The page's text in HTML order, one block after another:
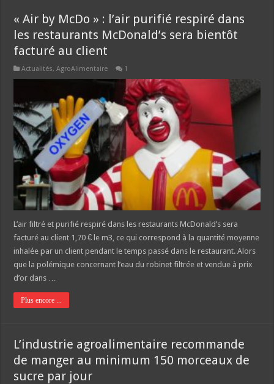
« Air by McDo » : l’air purifié respiré dans
les restaurants McDonald’s sera bientôt
facturé au client
Actualités,AgroAlimentaire 1
L’air filtré et purifié respiré dans les restaurants McDonald’s sera
facturé au client 1,70 € le m3, ce qui correspond à la quantité moyenne
inhalée par un client pendant le temps passé dans le restaurant. Alors
que la polémique concernant l’eau du robinet filtrée et vendue à prix
d’or dans …
Plus encore ...
L’industrie agroalimentaire recommande
de manger au minimum 150 morceaux de
sucre par jour